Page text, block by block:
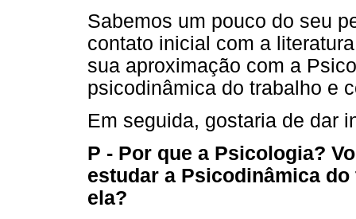
Sabemos um pouco do seu
contato inicial com a
sua aproximação com a
psicodinâmica do trabalho e
Em seguida, gostaria de dar
P - Por que a Psicologia?
estudar a Psicodinâmica
ela?